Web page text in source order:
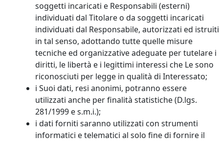
soggetti incaricati e Responsabili (esterni)
individuati dal Titolare o da soggetti incaricati
individuati dal Responsabile, autorizzati ed istruiti
in tal senso, adottando tutte quelle misure
tecniche ed organizzative adeguate per tutelare i
diritti, le libertà e i legittimi interessi che Le sono
riconosciuti per legge in qualità di Interessato;
i Suoi dati, resi anonimi, potranno essere
utilizzati anche per finalità statistiche (D.lgs.
281/1999 e s.m.i.);
i dati forniti saranno utilizzati con strumenti
informatici e telematici al solo fine di fornire il